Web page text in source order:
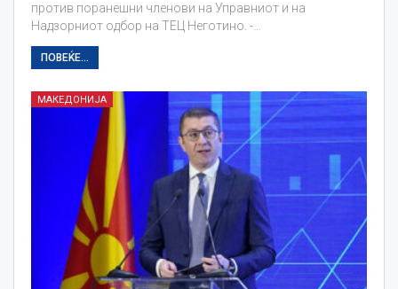
против поранешни членови на Управниот и на
Надзорниот одбор на ТЕЦ Неготино. -…
ПОВЕЌЕ...
МАКЕДОНИЈА